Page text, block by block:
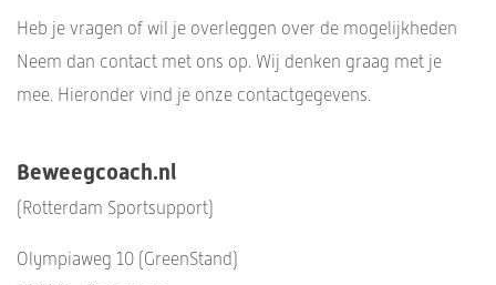
Heb je vragen of wil je overleggen over de mogelijkheden
Neem dan contact met ons op. Wij denken graag met je
mee. Hieronder vind je onze contactgegevens.
Beweegcoach.nl
(Rotterdam Sportsupport)
Olympiaweg 10 (GreenStand)